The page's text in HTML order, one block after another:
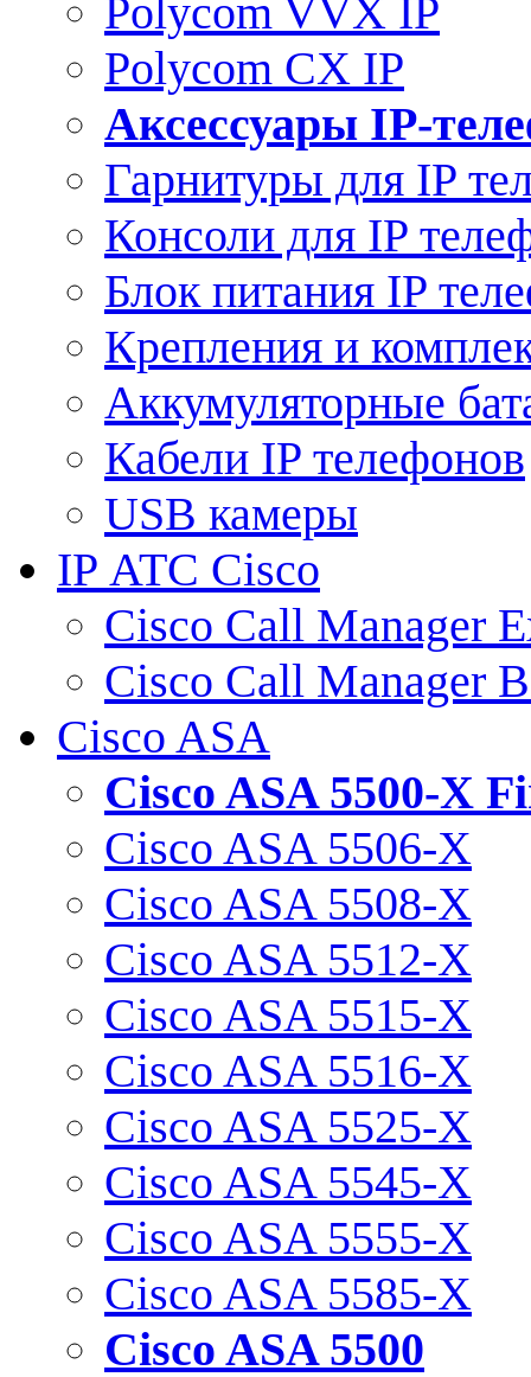
Polycom VVX IP
Polycom CX IP
Аксессуары IP-
Гарнитуры для IP
Консоли для IP
Блок питания IP
Крепления и
Аккумуляторные
Кабели IP телефонов
USB камеры
IP АТС Cisco
Cisco Call Manager
Cisco Call Manager
Cisco ASA
Cisco ASA 5500-X
Cisco ASA 5506-X
Cisco ASA 5508-X
Cisco ASA 5512-X
Cisco ASA 5515-X
Cisco ASA 5516-X
Cisco ASA 5525-X
Cisco ASA 5545-X
Cisco ASA 5555-X
Cisco ASA 5585-X
Cisco ASA 5500